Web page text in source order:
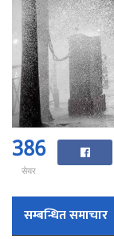
386
सेयर
सम्बन्धित समाचार